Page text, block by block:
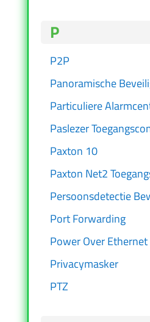
P
P2P
Panoramische
Particuliere
Paslezer
Paxton 10
Paxton Net2
Persoonsdetectie
Port Forwarding
Power Over Ethernet
Privacymasker
PTZ